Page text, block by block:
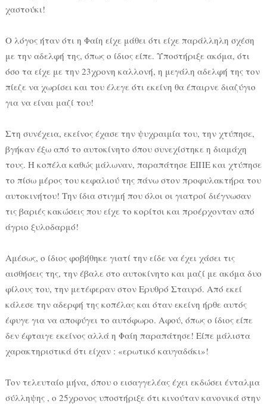
χαστούκι!
Ο λόγος ήταν ότι η Φαίη είχε μάθει ότι είχε παράλληλη σχέση
με την αδελφή της, όπως ο ίδιος είπε. Υποστήριξε ακόμα, ότι
όσο τα είχε με την 23χρονη καλλονή, η μεγάλη αδελφή της τον
πίεζε να χωρίσει και του έλεγε ότι εκείνη θα έπαιρνε διαζύγιο
για να είναι μαζί του!
Στη συνέχεια, εκείνος έχασε την ψυχραιμία του, την χτύπησε,
βγήκαν έξω από το αυτοκίνητο όπου συνεχίστηκε η διαμάχη
τους. Η κοπέλα καθώς μάλωναν, παραπάτησε ΕΙΠΕ και χτύπησε
το πίσω μέρος του κεφαλιού της πάνω στον προφυλακτήρα του
αυτοκινήτου! Την ίδια στιγμή που όλοι οι γιατροί διέγνωσαν
τις βαριές κακώσεις που είχε το κορίτσι και προέρχονταν από
άγριο ξυλοδαρμό!
Αμέσως, ο ίδιος φοβήθηκε γιατί την είδε να έχει χάσει τις
αισθήσεις της, την έβαλε στο αυτοκίνητο και μαζί με ακόμα δυο
φίλους του, την μετέφεραν στον Ερυθρό Σταυρό. Από εκεί
κάλεσε την αδερφή της κοπέλας και όταν εκείνη ήρθε αυτός
έφυγε για να αποφύγει το αυτόφωρο. Αφού, όπως ο ίδιος είπε
δεν έφταιγε εκείνος αλλά η Φαίη παραπάτησε! Είπε μάλιστα
χαρακτηριστικά ότι είχαν : «ερωτικό καυγαδάκι»!
Τον τελευταίο μήνα, όπου ο εισαγγελέας έχει εκδώσει ένταλμα
σύλληψης , ο 25χρονος υποστήριξε ότι κινούταν κανονικά στην